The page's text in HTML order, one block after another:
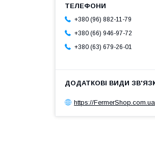
+380 (96) 882-11-79
+380 (66) 946-97-72
+380 (63) 679-26-01
https://FermerShop.com.ua